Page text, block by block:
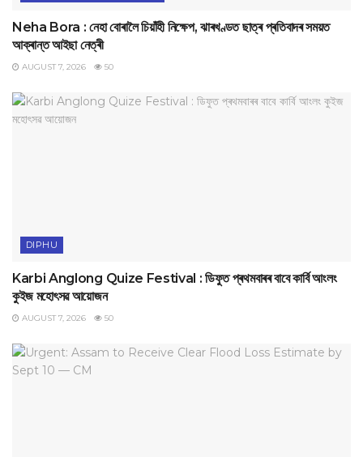
Neha Bora : নেহা বোৰালৈ চিয়াঁহী নিক্ষেপ, ঝাৰখণ্ডত ছাত্ৰ প্ৰতিবাদৰ সময়ত
আক্ৰান্ত আইছা নেত্ৰী
AUGUST 7, 2026 50
DIPHU
Karbi Anglong Quize Festival : ডিফুত প্ৰথমবাৰৰ বাবে কাৰ্বি আংলং
কুইজ মহোৎসৱ আয়োজন
AUGUST 7, 2026 50